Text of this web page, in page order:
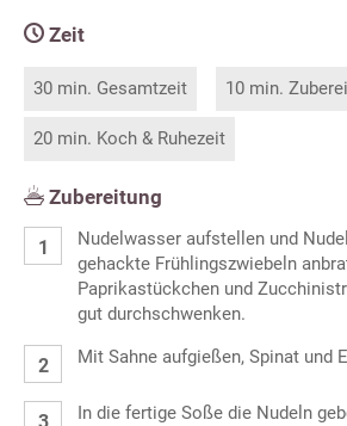
Zeit
30 min. Gesamtzeit 10 min.
20 min. Koch & Ruhezeit
Zubereitung
Nudelwasser aufstellen und
gehackte Frühlingszwiebeln
Paprikastückchen und
gut durchschwenken.
Mit Sahne aufgießen, Spinat und
In die fertige Soße die Nudeln